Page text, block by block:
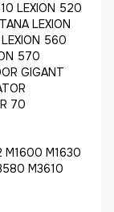
LEXION 520
LEXION
560
570
GIGANT
70
M1600 M1630
M3610